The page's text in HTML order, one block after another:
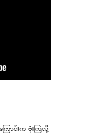
ြောင်းက ဗုံးကြဲလို့